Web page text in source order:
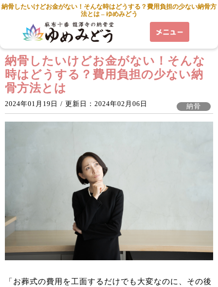
納骨したいけどお金がない！そんな時はどうする？費用負担の少ない納骨方
法とは – ゆめみどう
納骨したいけどお金がない！そんな
時はどうする？費用負担の少ない納
骨方法とは
2024年01月19日 / 更新日：2024年02月06日 納骨
「お葬式の費用を工面するだけでも大変なのに、その後